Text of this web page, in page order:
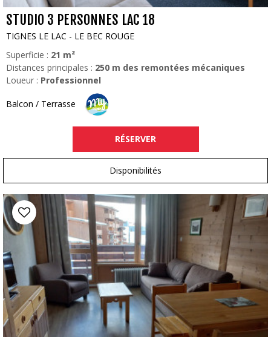
STUDIO 3 PERSONNES LAC 18
TIGNES LE LAC - LE BEC ROUGE
Superficie : 21 m²
Distances principales : 250 m des remontées mécaniques
Loueur : Professionnel
Balcon / Terrasse
RÉSERVER
Disponibilités